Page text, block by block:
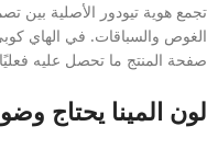
تجمع هوية تيودور الأصلية بين
الغوص والسباقات. في الهاي
صفحة المنتج ما تحصل عليه
لون المينا يحتاج